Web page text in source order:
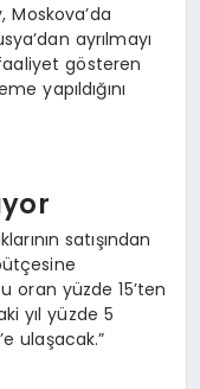
Moskova’da
ayrılmayı
gösteren
yapıldığını
satışından
oran yüzde 15’ten
yıl yüzde 5
ulaşacak.”